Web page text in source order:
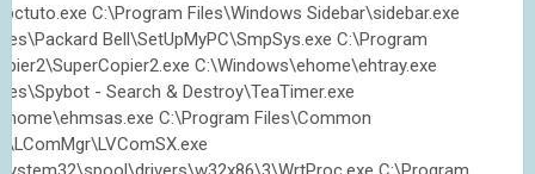
C:\Program Files\Windows Sidebar\sidebar.exe
Bell\SetUpMyPC\SmpSys.exe C:\Program
C:\Windows\ehome\ehtray.exe
- Search & Destroy\TeaTimer.exe
C:\Program Files\Common